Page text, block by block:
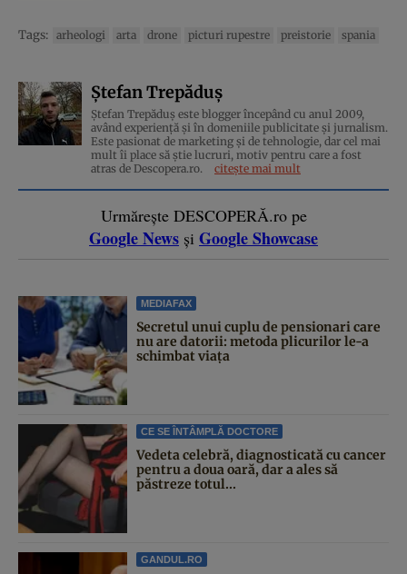
Tags: arheologi arta drone picturi rupestre preistorie spania
Ștefan Trepăduș
Ștefan Trepăduș este blogger începând cu anul 2009,
având experiență și în domeniile publicitate și jurnalism.
Este pasionat de marketing și de tehnologie, dar cel mai
mult îi place să știe lucruri, motiv pentru care a fost
atras de Descopera.ro.
citește mai mult
Urmărește DESCOPERĂ.ro pe
Google News și Google Showcase
MEDIAFAX
Secretul unui cuplu de pensionari care
nu are datorii: metoda plicurilor le-a
schimbat viața
CE SE ÎNTÂMPLĂ DOCTORE
Vedeta celebră, diagnosticată cu cancer
pentru a doua oară, dar a ales să
păstreze totul...
GANDUL.RO